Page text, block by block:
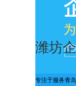
潍坊
专注于服务青